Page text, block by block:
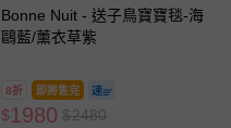
Bonne Nuit - 送子鳥寶寶毯-海
鷗藍/薰衣草紫
8折 即將售完
$1980 $2480